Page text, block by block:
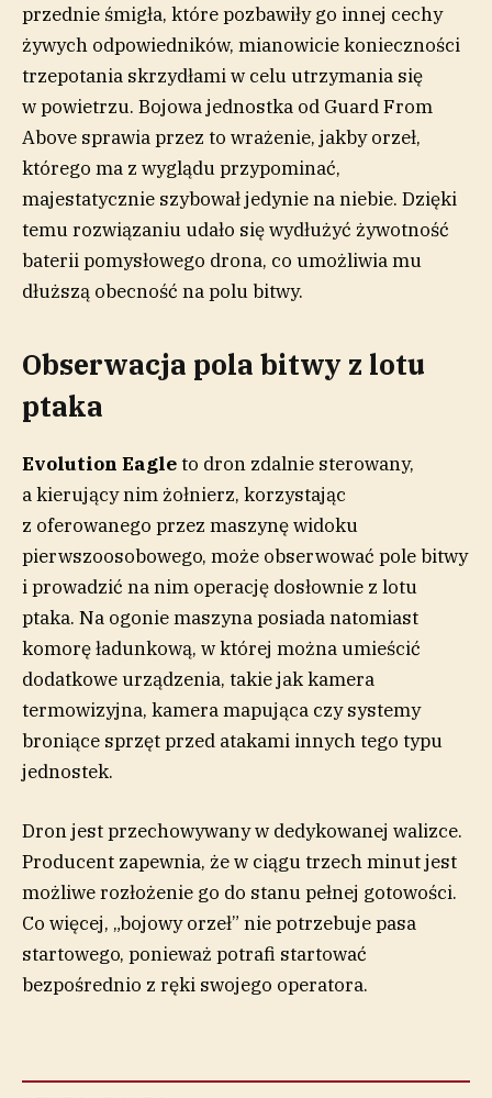
przednie śmigła, które pozbawiły go innej cechy
żywych odpowiedników, mianowicie konieczności
trzepotania skrzydłami w celu utrzymania się
w powietrzu. Bojowa jednostka od Guard From
Above sprawia przez to wrażenie, jakby orzeł,
którego ma z wyglądu przypominać,
majestatycznie szybował jedynie na niebie. Dzięki
temu rozwiązaniu udało się wydłużyć żywotność
baterii pomysłowego drona, co umożliwia mu
dłuższą obecność na polu bitwy.
Obserwacja pola bitwy z lotu
ptaka
Evolution Eagleto dron zdalnie sterowany,
a kierujący nim żołnierz, korzystając
z oferowanego przez maszynę widoku
pierwszoosobowego, może obserwować pole bitwy
i prowadzić na nim operację dosłownie z lotu
ptaka. Na ogonie maszyna posiada natomiast
komorę ładunkową, w której można umieścić
dodatkowe urządzenia, takie jak kamera
termowizyjna, kamera mapująca czy systemy
broniące sprzęt przed atakami innych tego typu
jednostek.
Dron jest przechowywany w dedykowanej walizce.
Producent zapewnia, że w ciągu trzech minut jest
możliwe rozłożenie go do stanu pełnej gotowości.
Co więcej, „bojowy orzeł” nie potrzebuje pasa
startowego, ponieważ potrafi startować
bezpośrednio z ręki swojego operatora.